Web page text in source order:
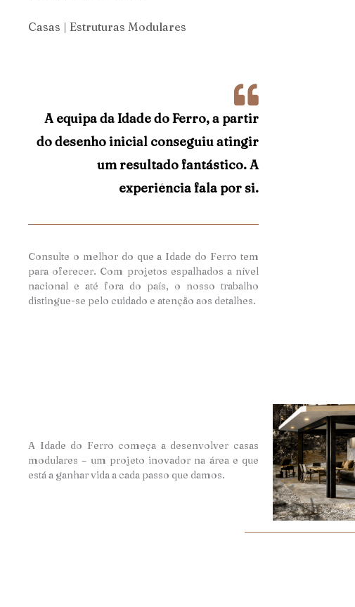
Casas | Estruturas Modulares
A equipa da Idade do Ferro, a partir
do desenho inicial conseguiu atingir
um resultado fantástico. A
experiência fala por si.
Consulte o melhor do que a Idade do Ferro tem
para oferecer. Com projetos espalhados a nível
nacional e até fora do país, o nosso trabalho
distingue-se pelo cuidado e atenção aos detalhes.
A Idade do Ferro começa a desenvolver casas
modulares – um projeto inovador na área e que
está a ganhar vida a cada passo que damos.